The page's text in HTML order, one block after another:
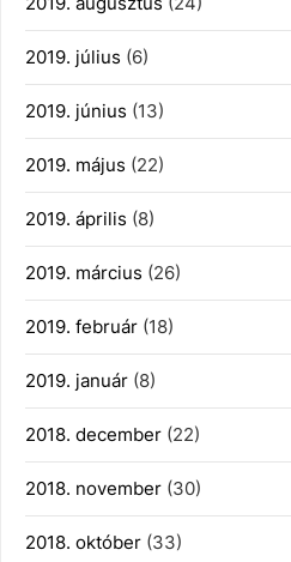
2019. július (6)
2019. június (13)
2019. május (22)
2019. április (8)
2019. március (26)
2019. február (18)
2019. január (8)
2018. december (22)
2018. november (30)
2018. október (33)